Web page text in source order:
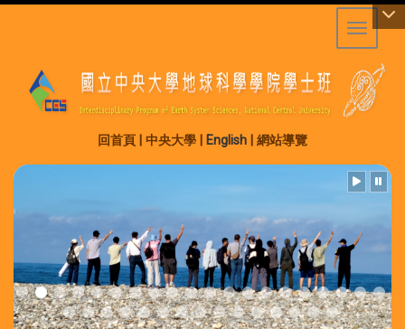
Toggle
回首頁 中央大學 English 網站導覽